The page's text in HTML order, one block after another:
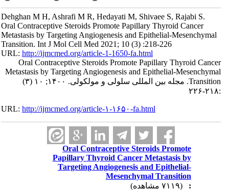
Dehghan M H, Ashrafi M R, Hedayati M, Shivaee S, Rajabi S.
Oral Contraceptive Steroids Promote Papillary Thyroid Cancer
Metastasis by Targeting Angiogenesis and Epithelial-Mesenchymal
Transition. Int J Mol Cell Med 2021; 10 (3) :218-226
URL:http://ijmcmed.org/article-1-1650-fa.html
Oral Contraceptive Steroids Promote Papillary Thyroid Cancer
Metastasis by Targeting Angiogenesis and Epithelial-Mesenchymal
Transition. مجله بین المللی سلولی و مولکولی. ۱۴۰۰; ۱۰ (۳)
URL:http://ijmcmed.org/article-۱-۱۶۵۰-fa.html
Oral Contraceptive Steroids Promote
Papillary Thyroid Cancer Metastasis by
Targeting Angiogenesis and Epithelial-
Mesenchymal Transition